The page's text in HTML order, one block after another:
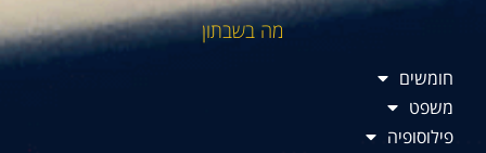
מה בשבתון
חומשים
משפט
פילוסופיה